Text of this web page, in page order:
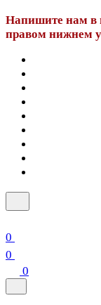
Напишите нам в
правом нижнем
0
0
0